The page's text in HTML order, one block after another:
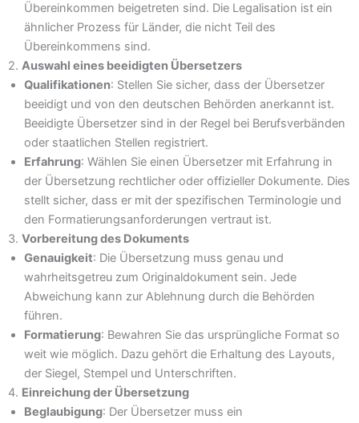
Übereinkommen beigetreten sind. Die Legalisation ist ein
ähnlicher Prozess für Länder, die nicht Teil des
Übereinkommens sind.
2. Auswahl eines beeidigten Übersetzers
Qualifikationen: Stellen Sie sicher, dass der Übersetzer
beeidigt und von den deutschen Behörden anerkannt ist.
Beeidigte Übersetzer sind in der Regel bei Berufsverbänden
oder staatlichen Stellen registriert.
Erfahrung: Wählen Sie einen Übersetzer mit Erfahrung in
der Übersetzung rechtlicher oder offizieller Dokumente. Dies
stellt sicher, dass er mit der spezifischen Terminologie und
den Formatierungsanforderungen vertraut ist.
3. Vorbereitung des Dokuments
Genauigkeit: Die Übersetzung muss genau und
wahrheitsgetreu zum Originaldokument sein. Jede
Abweichung kann zur Ablehnung durch die Behörden
führen.
Formatierung: Bewahren Sie das ursprüngliche Format so
weit wie möglich. Dazu gehört die Erhaltung des Layouts,
der Siegel, Stempel und Unterschriften.
4. Einreichung der Übersetzung
Beglaubigung: Der Übersetzer muss ein